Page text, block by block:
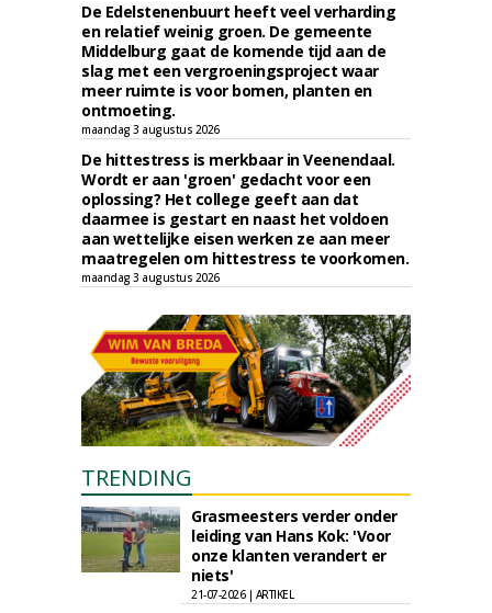
De Edelstenenbuurt heeft veel verharding
en relatief weinig groen. De gemeente
Middelburg gaat de komende tijd aan de
slag met een vergroeningsproject waar
meer ruimte is voor bomen, planten en
ontmoeting.
maandag 3 augustus 2026
De hittestress is merkbaar in Veenendaal.
Wordt er aan 'groen' gedacht voor een
oplossing? Het college geeft aan dat
daarmee is gestart en naast het voldoen
aan wettelijke eisen werken ze aan meer
maatregelen om hittestress te voorkomen.
maandag 3 augustus 2026
TRENDING
Grasmeesters verder onder
leiding van Hans Kok: 'Voor
onze klanten verandert er
niets'
21-07-2026 | ARTIKEL